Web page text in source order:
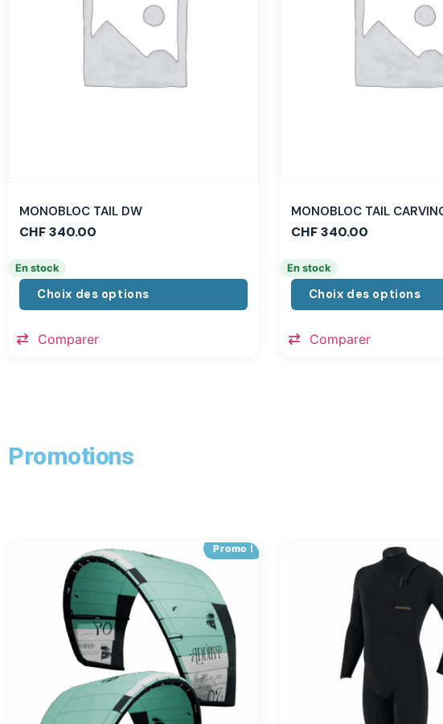
MONOBLOC TAIL DW
CHF340.00
En stock
Choix des options
Comparer
MONOBLOC TAIL
CHF340.00
En stock
Choix des options
Comparer
Promotions
Promo !